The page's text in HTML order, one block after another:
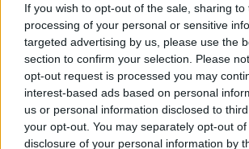
If you wish to opt-out of the sale, sharing
processing of your personal or sensitive
targeted advertising by us, please use the
section to confirm your selection. Please
opt-out request is processed you may
interest-based ads based on personal
us or personal information disclosed to
your opt-out. You may separately opt-out
disclosure of your personal information by
Primu Categoria: is de su
s'Antiochense s'ant a
finali po custa stagioni;
bisai s'artziada in su
Promotzioni
28 Mag 2026
Il Fonni prepara la finale,
l'Antiochense senza